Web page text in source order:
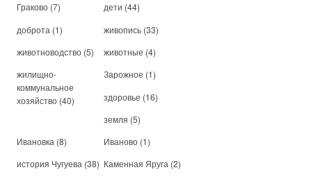
Граково (7) дети (44)
доброта (1) живопись (33)
животноводство (5) животные (4)
жилищно-
коммунальное
хозяйство (40)
Зарожное (1)
здоровье (16)
земля (5)
Ивановка (8) Иваново (1)
история Чугуева (38) Каменная Яруга (2)